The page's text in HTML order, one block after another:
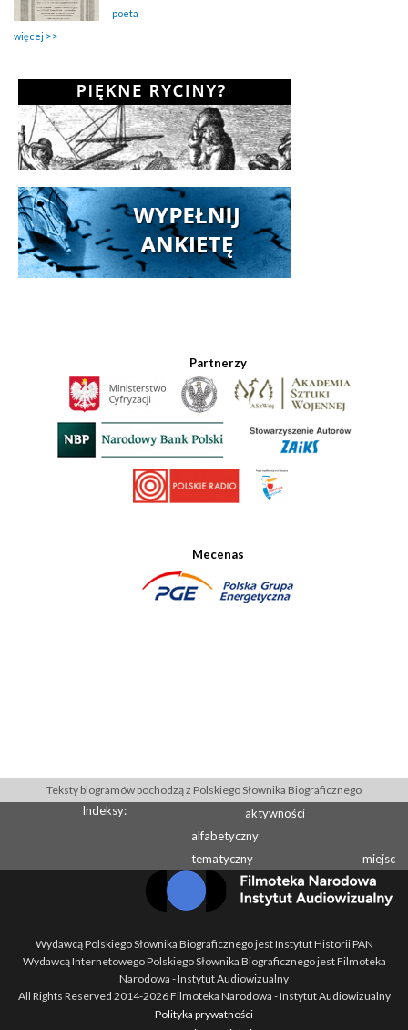
poeta
więcej
Partnerzy
Mecenas
Teksty biogramów pochodzą z Polskiego Słownika Biograficznego
Indeksy:
aktywności
alfabetyczny
tematyczny
miejsc
Wydawcą Polskiego Słownika Biograficznego jest Instytut Historii PAN
Wydawcą Internetowego Polskiego Słownika Biograficznego jest Filmoteka
Narodowa - Instytut Audiowizualny
All Rights Reserved 2014-2026Filmoteka Narodowa - Instytut Audiowizualny
Polityka prywatności